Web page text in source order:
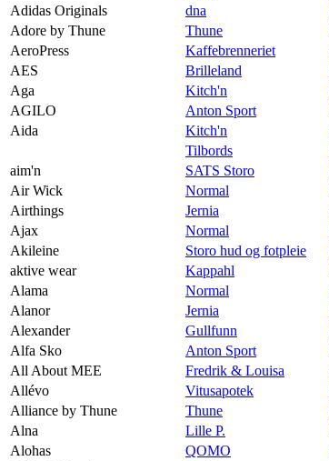
Adidas Originals
dna
Adore by Thune
Thune
AeroPress
Kaffebrenneriet
AES
Brilleland
Aga
Kitch'n
AGILO
Anton Sport
Aida
Kitch'n
Tilbords
aim'n
SATS Storo
Air Wick
Normal
Airthings
Jernia
Ajax
Normal
Akileine
Storo hud og fotpleie
aktive wear
Kappahl
Alama
Normal
Alanor
Jernia
Alexander
Gullfunn
Alfa Sko
Anton Sport
All About MEE
Fredrik & Louisa
Allévo
Vitusapotek
Alliance by Thune
Thune
Alna
Lille P.
Alohas
QOMO